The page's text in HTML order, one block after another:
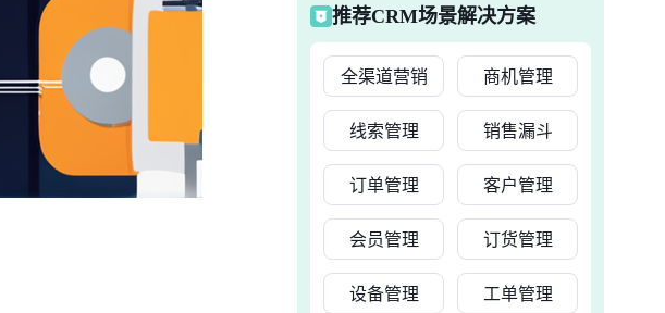
推荐CRM场景解决方案
全渠道营销 商机管理
线索管理 销售漏斗
订单管理 客户管理
会员管理 订货管理
设备管理 工单管理